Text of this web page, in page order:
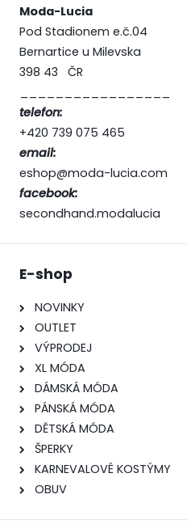
Moda-Lucia
Pod Stadionem e.č.04
Bernartice u Milevska
398 43 ČR
telefon:
+420 739 075 465
email:
eshop@moda-lucia.com
facebook:
secondhand.modalucia
E-shop
NOVINKY
OUTLET
VÝPRODEJ
XL MÓDA
DÁMSKÁ MÓDA
PÁNSKÁ MÓDA
DĚTSKÁ MÓDA
ŠPERKY
KARNEVALOVÉ KOSTÝMY
OBUV